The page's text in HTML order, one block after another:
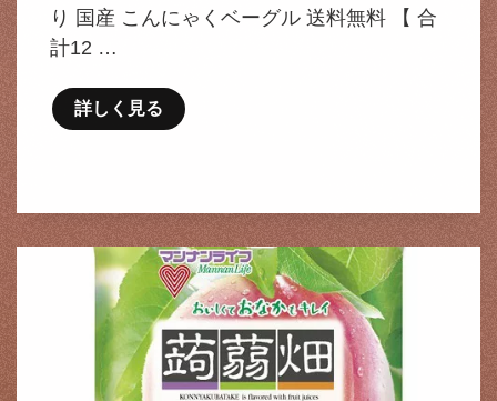
り 国産 こんにゃくベーグル 送料無料 【 合
計12 …
詳しく見る